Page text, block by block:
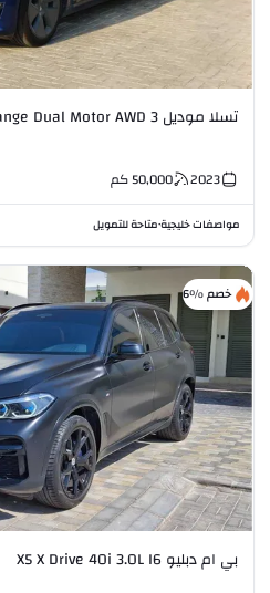
تسلا موديل 3 Long Range Dual Motor AWD
2023
50,000كم
مواصفات خليجية•متاحة للتمويل
خصم %6
بي ام دبليو X5 X Drive 40i 3.0L I6